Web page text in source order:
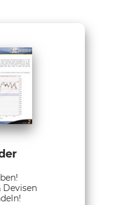
Devisen